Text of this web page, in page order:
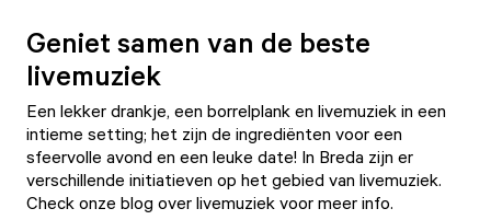
Geniet samen van de beste
livemuziek
Een lekker drankje, een borrelplank en livemuziek in een
intieme setting; het zijn de ingrediënten voor een
sfeervolle avond en een leuke date! In Breda zijn er
verschillende initiatieven op het gebied van livemuziek.
Check onze blog over livemuziek voor meer info.